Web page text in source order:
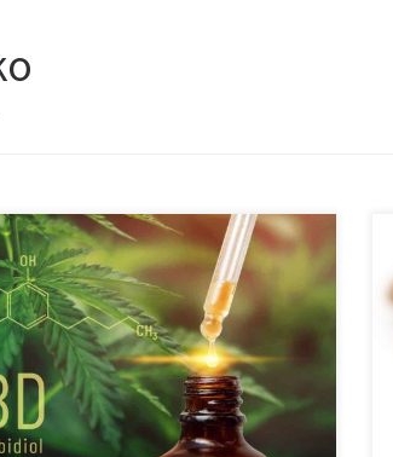
dyskusją na temat rosnącej
marihuany, głównie do użytku
inne korzyści oferowane przez tę
wytwarzane przez nią substancje
związki stają się coraz bardziej
Medyczna marihuana jest używana już
czasu. Nie jest to coś, do czego każdy
kwalifikować, […]